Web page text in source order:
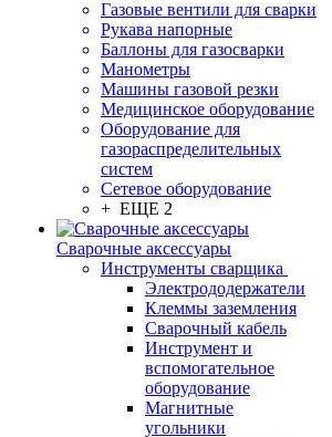
Газовые вентили для сварки
Рукава напорные
Баллоны для газосварки
Манометры
Машины газовой резки
Медицинское оборудование
Оборудование для
газораспределительных
систем
Сетевое оборудование
+ ЕЩЕ 2
Сварочные аксессуары
Инструменты сварщика
Электрододержатели
Клеммы заземления
Сварочный кабель
Инструмент и
вспомогательное
оборудование
Магнитные
угольники